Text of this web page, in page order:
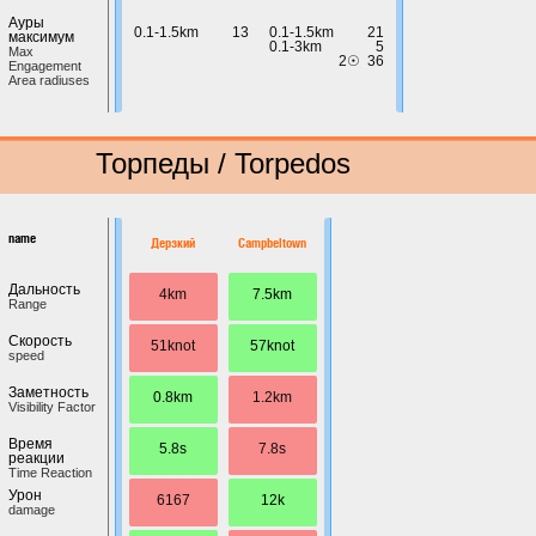
Ауры
максимум
Max
Engagement
Area radiuses
0.1-1.5km 13 0.1-1.5km
21
0.1-3km
5
2☉ 36
Торпеды / Torpedos
name
Дальность
Range
Скорость
speed
Заметность
Visibility Factor
Время
реакции
Time Reaction
Урон
damage
Дерзкий
4km
51knot
0.8km
5.8s
6167
Campbeltown
7.5km
57knot
1.2km
7.8s
12k